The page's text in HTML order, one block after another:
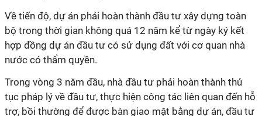
Về tiến độ, dự án phải hoàn thành đầu tư xây dựng toàn
bộ trong thời gian không quá 12 năm kể từ ngày ký kết
hợp đồng dự án đầu tư có sử dụng đất với cơ quan nhà
nước có thẩm quyền.
Trong vòng 3 năm đầu, nhà đầu tư phải hoàn thành thủ
tục pháp lý về đầu tư, thực hiện công tác liên quan đến hỗ
trợ, bồi thường để được bàn giao mặt bằng dự án, đầu tư